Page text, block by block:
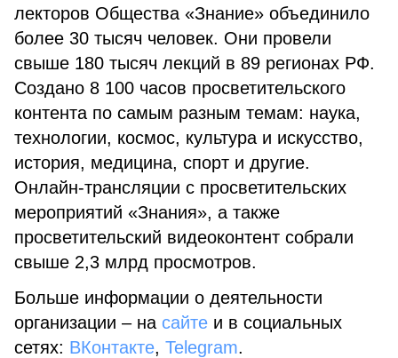
лекторов Общества «Знание» объединило
более 30 тысяч человек. Они провели
свыше 180 тысяч лекций в 89 регионах РФ.
Создано 8 100 часов просветительского
контента по самым разным темам: наука,
технологии, космос, культура и искусство,
история, медицина, спорт и другие.
Онлайн-трансляции с просветительских
мероприятий «Знания», а также
просветительский видеоконтент собрали
свыше 2,3 млрд просмотров.
Больше информации о деятельности
организации – на сайте и в социальных
сетях: ВКонтакте, Telegram.